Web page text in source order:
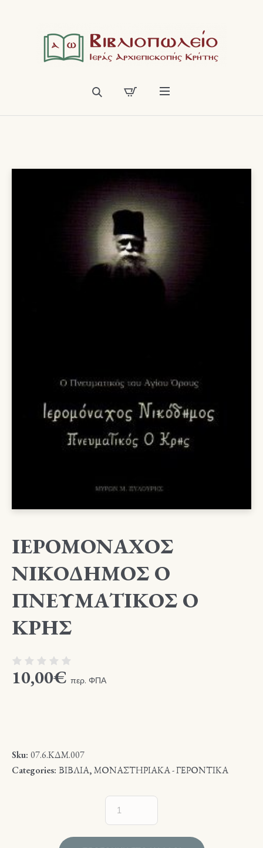
ΙΕΡΟΜΟΝΑΧΟΣ
ΝΙΚΟΔΗΜΟΣ Ο
ΠΝΕΥΜΑΤΙΚΟΣ Ο
ΚΡΗΣ
10,00€ περ. ΦΠΑ
Sku: 07.6.ΚΔΜ.007
Categories: ΒΙΒΛΙΑ,ΜΟΝΑΣΤΗΡΙΑΚΑ - ΓΕΡΟΝΤΙΚΑ